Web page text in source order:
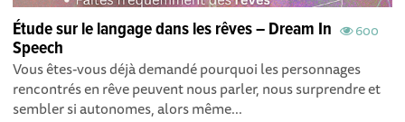
600
Étude sur le langage dans les rêves – Dream In
Speech
Vous êtes-vous déjà demandé pourquoi les personnages
rencontrés en rêve peuvent nous parler, nous surprendre et
sembler si autonomes, alors même...